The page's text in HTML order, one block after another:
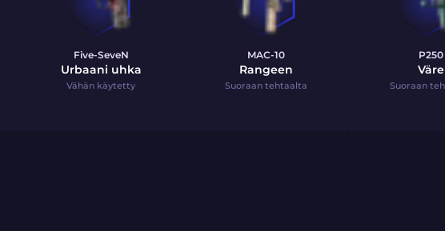
Five-SeveN
Urbaani uhka
Vähän käytetty
MAC-10
Rangeen
Suoraan tehtaalta
P250
Väre
Suoraan